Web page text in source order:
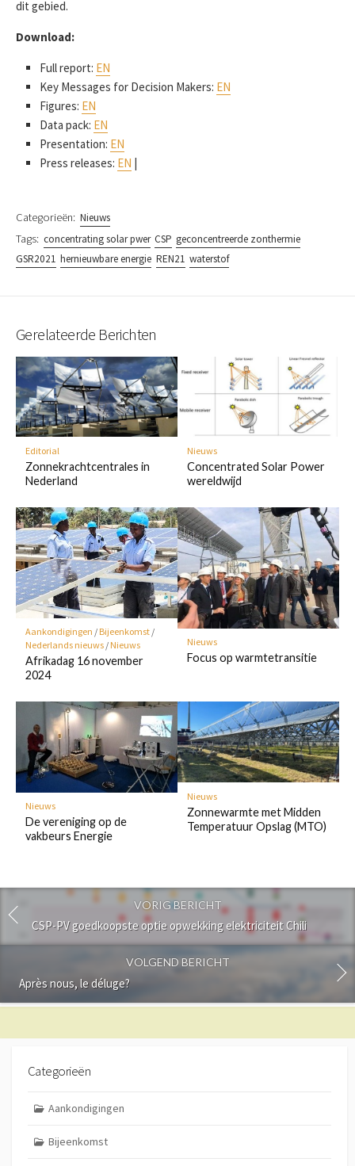
dit gebied.
Download:
Full report: EN
Key Messages for Decision Makers: EN
Figures: EN
Data pack: EN
Presentation: EN
Press releases: EN
Categorieën: Nieuws
Tags: concentrating solar pwer CSP geconcentreerde zonthermie
GSR2021 hernieuwbare energie REN21 waterstof
Gerelateerde Berichten
Editorial
Zonnekrachtcentrales in
Nederland
Nieuws
Concentrated Solar Power
wereldwijd
Aankondigingen / Bijeenkomst/
Nederlands nieuws/ Nieuws
Afrikadag 16 november
2024
Nieuws
Focus op warmtetransitie
Nieuws
De vereniging op de
vakbeurs Energie
Nieuws
Zonnewarmte met Midden
Temperatuur Opslag (MTO)
VORIG BERICHT
CSP-PV goedkoopste optie opwekking elektriciteit Chili
VOLGEND BERICHT
Après nous, le déluge?
Categorieën
Aankondigingen
Bijeenkomst